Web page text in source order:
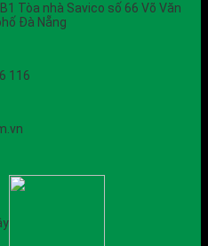
Tòa nhà Savico số 66 Võ Văn
Đà Nẵng
116